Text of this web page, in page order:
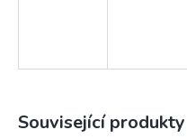
Související produkty